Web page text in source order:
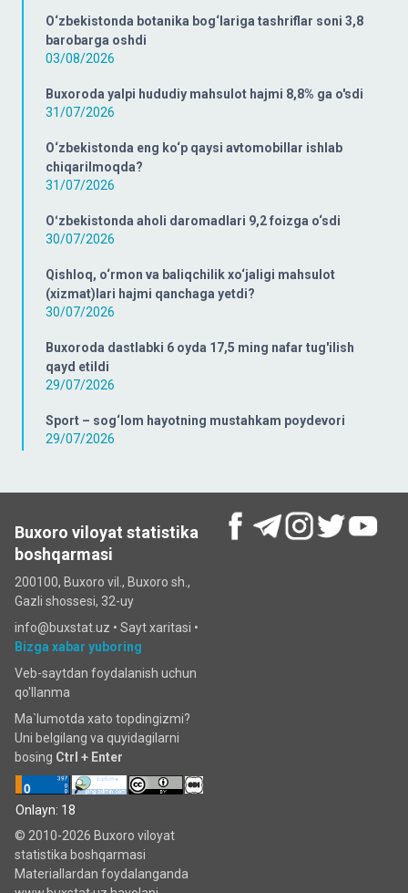
O‘zbekistonda botanika bog‘lariga tashriflar soni 3,8
barobarga oshdi
03/08/2026
Buxoroda yalpi hududiy mahsulot hajmi 8,8% ga o'sdi
31/07/2026
O‘zbekistonda eng ko‘p qaysi avtomobillar ishlab
chiqarilmoqda?
31/07/2026
Oʻzbekistonda aholi daromadlari 9,2 foizga o‘sdi
30/07/2026
Qishloq, o‘rmon va baliqchilik xo‘jaligi mahsulot
(xizmat)lari hajmi qanchaga yetdi?
30/07/2026
Buxoroda dastlabki 6 oyda 17,5 ming nafar tug'ilish
qayd etildi
29/07/2026
Sport – sog‘lom hayotning mustahkam poydevori
29/07/2026
Buxoro viloyat statistika
boshqarmasi
200100, Buxoro vil., Buxoro sh.,
Gazli shossesi, 32-uy
info@buxstat.uz • Sayt xaritasi •
Bizga xabar yuboring
Veb-saytdan foydalanish uchun
qo'llanma
Ma`lumotda xato topdingizmi?
Uni belgilang va quyidagilarni
bosing Ctrl + Enter
Onlayn: 18
© 2010-2026 Buxoro viloyat
statistika boshqarmasi
Materiallardan foydalanganda